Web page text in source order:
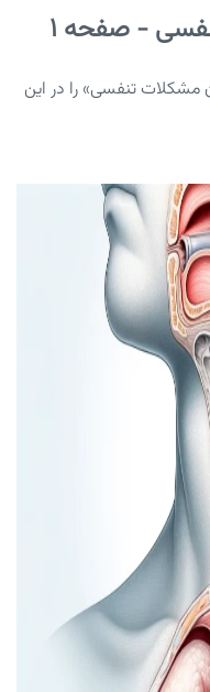
- صفحه 1
مشکلات تنفسی» را در این